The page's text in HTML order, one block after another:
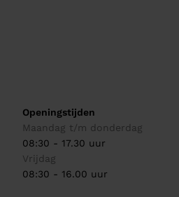
Openingstijden
Maandag t/m donderdag
08:30 - 17.30 uur
Vrijdag
08:30 - 16.00 uur